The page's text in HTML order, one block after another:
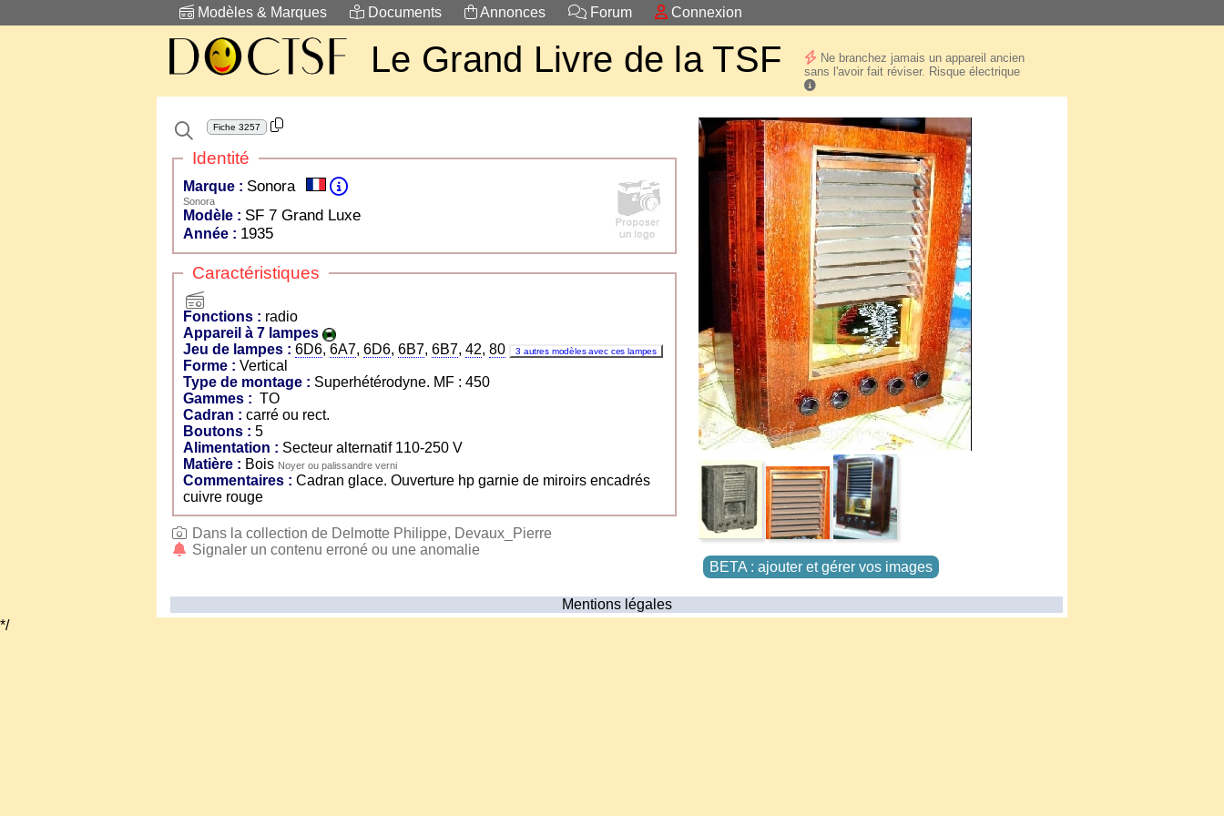
Modèles & Marques Documents Annonces Forum Connexion
Le Grand Livre de la TSF
Ne branchez jamais un appareil ancien
sans l'avoir fait réviser. Risque électrique
Fiche 3257
Identité
Marque : Sonora
Sonora
Modèle : SF 7 Grand Luxe
Année : 1935
Caractéristiques
Fonctions : radio
Appareil à 7 lampes
Jeu de lampes : 6D6, 6A7, 6D6, 6B7, 6B7, 42, 80 3 autres modèles avec ces lampes
Forme : Vertical
Type de montage : Superhétérodyne. MF : 450
Gammes : TO
Cadran : carré ou rect.
Boutons : 5
Alimentation : Secteur alternatif 110-250 V
Matière : Bois Noyer ou palissandre verni
Commentaires : Cadran glace. Ouverture hp garnie de miroirs encadrés
cuivre rouge
Dans la collection de Delmotte Philippe, Devaux_Pierre
Signaler un contenu erroné ou une anomalie
BETA : ajouter et gérer vos images
Mentions légales
*/